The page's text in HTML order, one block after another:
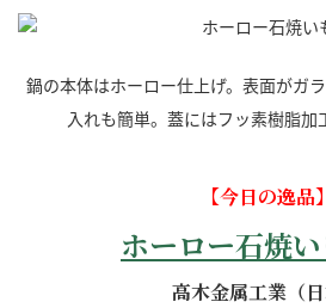
鍋の本体はホーロー仕上げ。表面がガ
入れも簡単。蓋にはフッ素樹脂加
【今日の逸品】
ホーロー石焼
高木金属工業（日